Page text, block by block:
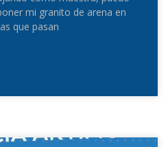
mi granito de arena en
que pasan